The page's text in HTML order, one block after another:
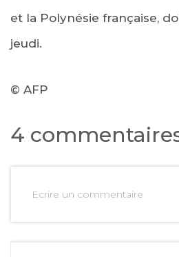
et la Polynésie française,
jeudi.
© AFP
4
Ecrire un commentaire